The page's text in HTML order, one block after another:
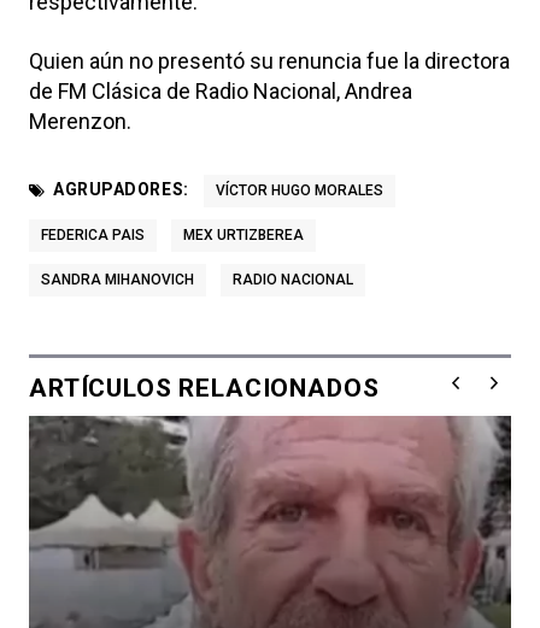
Quien aún no presentó su renuncia fue la directora
de FM Clásica de Radio Nacional, Andrea
Merenzon.
AGRUPADORES: VÍCTOR HUGO MORALES
FEDERICA PAIS MEX URTIZBEREA
SANDRA MIHANOVICH RADIO NACIONAL
ARTÍCULOS RELACIONADOS